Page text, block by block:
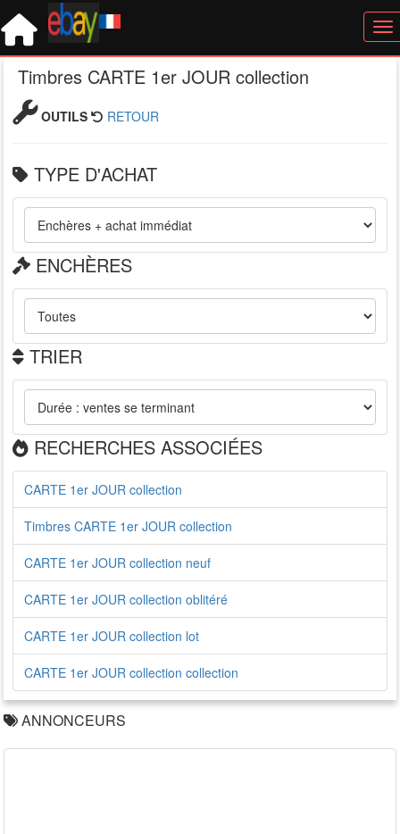
Timbres CARTE 1er JOUR collection
OUTILS RETOUR
TYPE D'ACHAT
ENCHÈRES
TRIER
RECHERCHES ASSOCIÉES
CARTE 1er JOUR collection
Timbres CARTE 1er JOUR collection
CARTE 1er JOUR collection neuf
CARTE 1er JOUR collection oblitéré
CARTE 1er JOUR collection lot
CARTE 1er JOUR collection collection
ANNONCEURS